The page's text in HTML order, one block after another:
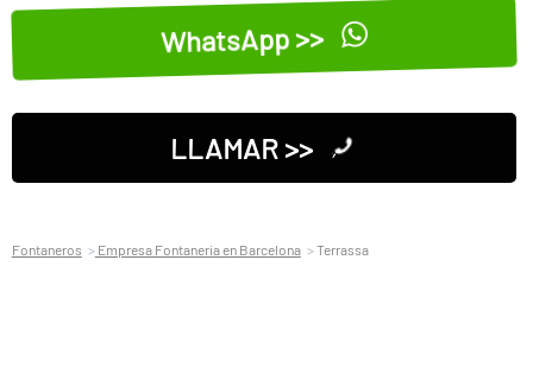
WhatsApp >>
LLAMAR >>
Fontaneros Empresa Fontaneria en Barcelona Terrassa